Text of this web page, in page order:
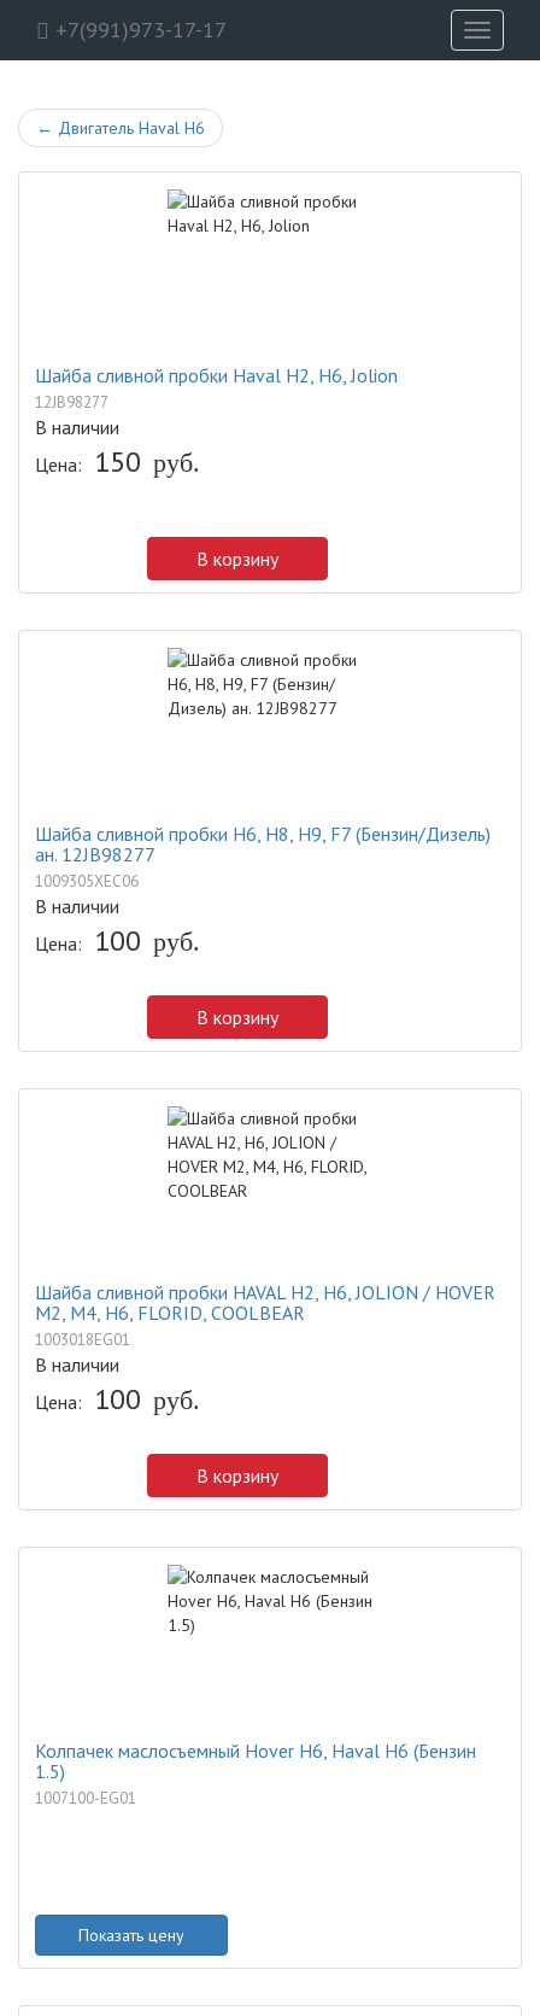
+7(991)973-17-17
Toggle
← Двигатель Haval H6
Шайба сливной пробки Haval H2, H6, Jolion
12JB98277
В наличии
Цена:
150 руб.
В корзину
Шайба сливной пробки H6, H8, H9, F7 (Бензин/Дизель)
ан. 12JB98277
1009305XEC06
В наличии
Цена:
100 руб.
В корзину
Шайба сливной пробки HAVAL H2, H6, JOLION / HOVER
M2, M4, H6, FLORID, COOLBEAR
1003018EG01
В наличии
Цена:
100 руб.
В корзину
Колпачек маслосъемный Hover H6, Haval H6 (Бензин
1.5)
1007100-EG01
Показать цену